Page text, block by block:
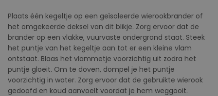
Plaats één kegeltje op een geïsoleerde wierookbrander of
het omgekeerde deksel van dit blikje. Zorg ervoor dat de
brander op een vlakke, vuurvaste ondergrond staat. Steek
het puntje van het kegeltje aan tot er een kleine vlam
ontstaat. Blaas het vlammetje voorzichtig uit zodra het
puntje gloeit. Om te doven, dompel je het puntje
voorzichtig in water. Zorg ervoor dat de gebruikte wierook
gedoofd en koud aanvoelt voordat je hem weggooit.